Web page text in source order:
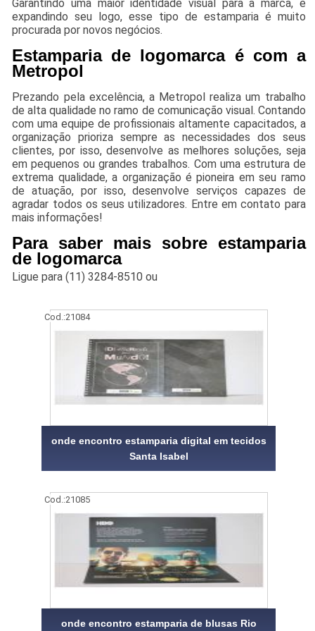
Garantindo uma maior identidade visual para a marca, e
expandindo seu logo, esse tipo de estamparia é muito
procurada por novos negócios.
Estamparia de logomarca é com a
Metropol
Prezando pela excelência, a Metropol realiza um trabalho
de alta qualidade no ramo de comunicação visual. Contando
com uma equipe de profissionais altamente capacitados, a
organização prioriza sempre as necessidades dos seus
clientes, por isso, desenvolve as melhores soluções, seja
em pequenos ou grandes trabalhos. Com uma estrutura de
extrema qualidade, a organização é pioneira em seu ramo
de atuação, por isso, desenvolve serviços capazes de
agradar todos os seus utilizadores. Entre em contato para
mais informações!
Para saber mais sobre estamparia
de logomarca
Ligue para(11) 3284-8510 ou
Cod.:21084
onde encontro estamparia digital em tecidos
Santa Isabel
Cod.:21085
onde encontro estamparia de blusas Rio